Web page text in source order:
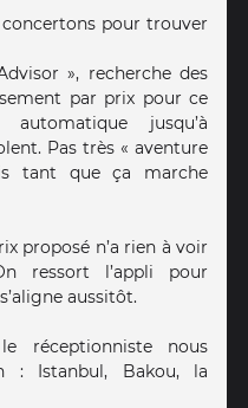
pour trouver
», recherche des
par prix pour ce
jusqu’à
Pas très « aventure
tant que ça marche
proposé n’a rien à voir
ressort l’appli pour
aussitôt.
réceptionniste nous
: Istanbul, Bakou, la